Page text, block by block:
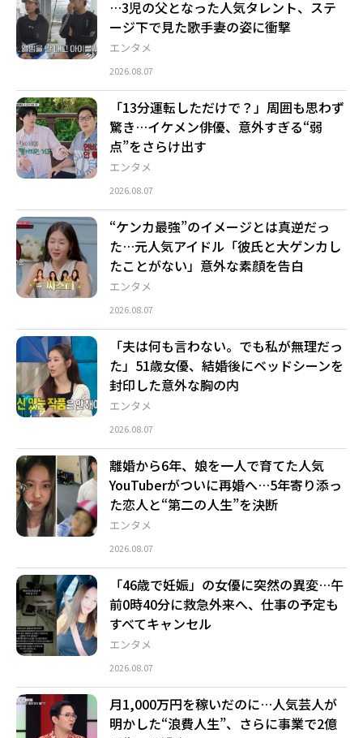
エンタメ
…3児の父となった人気タレント、ステ
ージ下で見た歌手妻の姿に衝撃
2026.08.07
エンタメ
「13分運転しただけで？」周囲も思わず
驚き…イケメン俳優、意外すぎる“弱
点”をさらけ出す
2026.08.07
エンタメ
“ケンカ最強”のイメージとは真逆だっ
た…元人気アイドル「彼氏と大ゲンカし
たことがない」意外な素顔を告白
2026.08.07
エンタメ
「夫は何も言わない。でも私が無理だっ
た」51歳女優、結婚後にベッドシーンを
封印した意外な胸の内
2026.08.07
エンタメ
離婚から6年、娘を一人で育てた人気
YouTuberがついに再婚へ…5年寄り添っ
た恋人と“第二の人生”を決断
2026.08.07
エンタメ
「46歳で妊娠」の女優に突然の異変…午
前0時40分に救急外来へ、仕事の予定も
すべてキャンセル
2026.08.07
月1,000万円を稼いだのに…人気芸人が
明かした“浪費人生”、さらに事業で2億